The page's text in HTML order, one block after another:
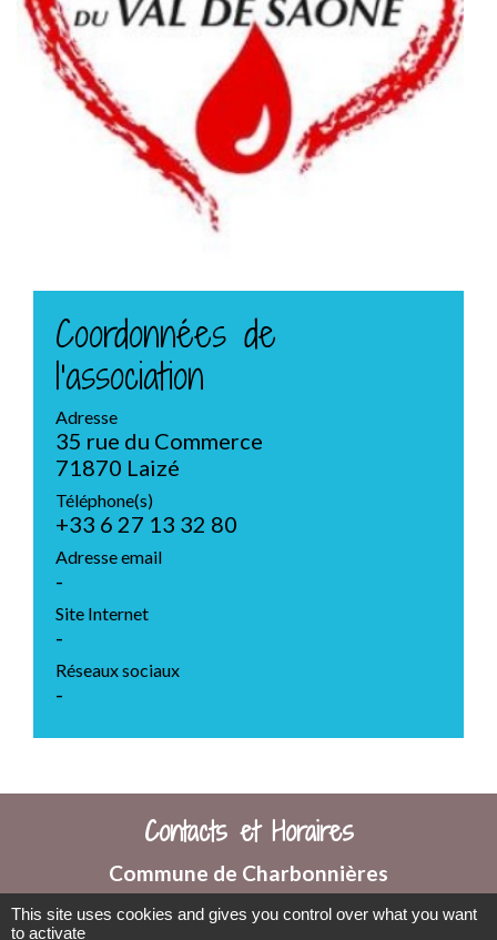
Coordonnées de
l'association
Adresse
35 rue du Commerce
71870 Laizé
Téléphone(s)
+33 6 27 13 32 80
Adresse email
-
Site Internet
-
Réseaux sociaux
-
Contacts et Horaires
Commune de Charbonnières
1 Place de la Mairie
This site uses cookies and gives you control over what you want
to activate